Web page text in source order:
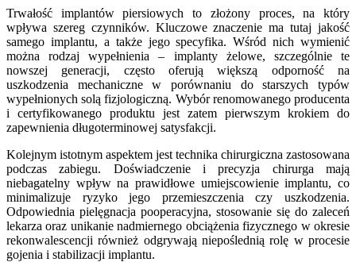
Trwałość implantów piersiowych to złożony proces, na który
wpływa szereg czynników. Kluczowe znaczenie ma tutaj jakość
samego implantu, a także jego specyfika. Wśród nich wymienić
można rodzaj wypełnienia – implanty żelowe, szczególnie te
nowszej generacji, często oferują większą odporność na
uszkodzenia mechaniczne w porównaniu do starszych typów
wypełnionych solą fizjologiczną. Wybór renomowanego producenta
i certyfikowanego produktu jest zatem pierwszym krokiem do
zapewnienia długoterminowej satysfakcji.
Kolejnym istotnym aspektem jest technika chirurgiczna zastosowana
podczas zabiegu. Doświadczenie i precyzja chirurga mają
niebagatelny wpływ na prawidłowe umiejscowienie implantu, co
minimalizuje ryzyko jego przemieszczenia czy uszkodzenia.
Odpowiednia pielęgnacja pooperacyjna, stosowanie się do zaleceń
lekarza oraz unikanie nadmiernego obciążenia fizycznego w okresie
rekonwalescencji również odgrywają niepoślednią rolę w procesie
gojenia i stabilizacji implantu.